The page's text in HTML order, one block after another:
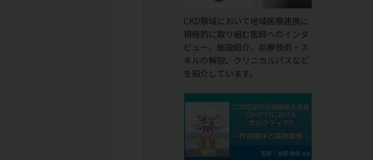
CKD領域において地域医療連携に
積極的に取り組む医師へのインタ
ビュー、施設紹介、診療技術・ス
キルの解説、クリニカルパスなど
を紹介しています。